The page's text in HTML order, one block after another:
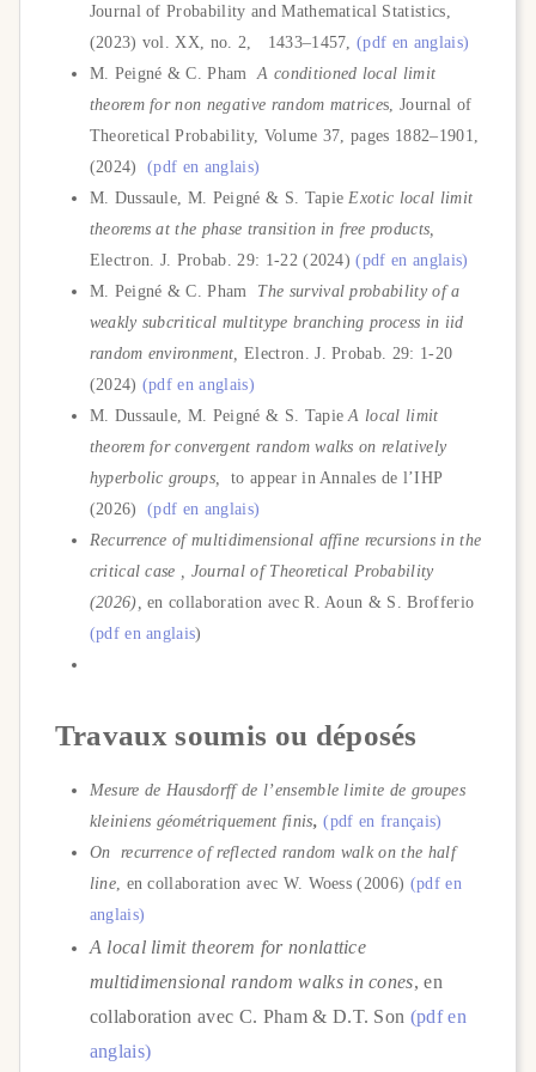
Journal of Probability and Mathematical Statistics
(2023) vol. XX, no. 2, 1433–1457,(pdf en anglais)
M. Peigné & C. PhamA conditioned local limit
theorem for non negative random matrices, Journal of
Theoretical Probability, Volume 37 , pages 1882–1901,
(2024)
(pdf en anglais)
M. Dussaule, M. Peigné & S. Tapie Exotic local limit
theorems at the phase transition in free products,
Electron. J. Probab. 29: 1-22 (2024)(pdf en anglais)
M. Peigné & C. Pham The survival probability of a
weakly subcritical multitype branching process in iid
random environment, Electron. J. Probab. 29: 1-20
(2024) (pdf en anglais)
M. Dussaule, M. Peigné & S. TapieA local limit
theorem for convergent random walks on relatively
hyperbolic groups,
to appear in Annales de l’IHP
(2026)(pdf en anglais)
Recurrence of multidimensional affine recursions in the
critical case , Journal of Theoretical Probability
(2026),en collaboration avec R. Aoun & S. Brofferio
(pdf en anglais)
Travaux soumis ou déposés
Mesure de Hausdorff de l’ensemble limite de groupes
kleiniens géométriquement finis, (pdf en français)
On recurrence of reflected random walk on the half
line, en collaboration avec W. Woess (2006) (pdf en
anglais)
A local limit theorem for nonlattice
multidimensional random walks in cones, en
collaboration avec C. Pham & D.T. Son (pdf en
anglais)